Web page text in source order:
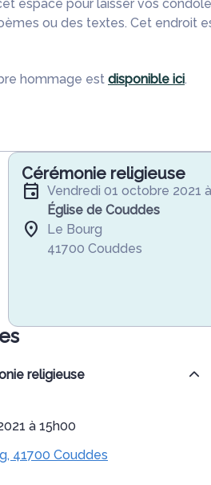
espace pour laisser vos
ou des textes. Cet endroit
hommage est disponible ici.
Cérémonie religieuse
vendredi 01 octobre 2021
Église de Couddes
Le Bourg
41700 Couddes
religieuse
à 15h00
41700 Couddes